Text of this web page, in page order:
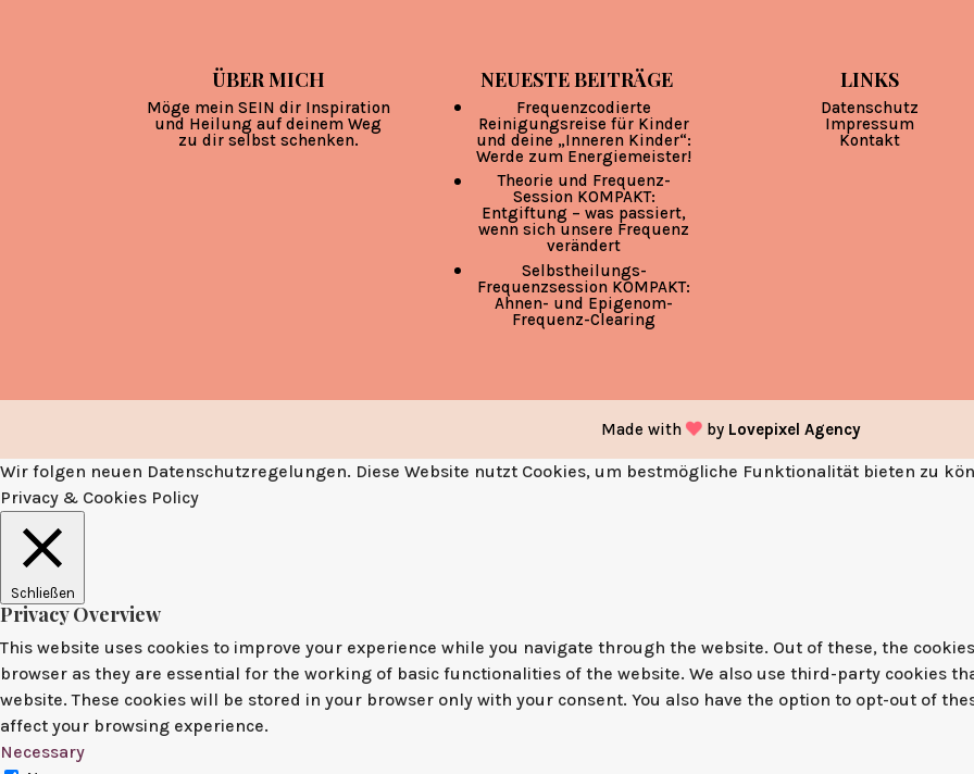
ÜBER MICH
Möge mein SEIN dir Inspiration
und Heilung auf deinem Weg
zu dir selbst schenken.
NEUESTE BEITRÄGE
Frequenzcodierte
Reinigungsreise für Kinder
und deine „Inneren Kinder“:
Werde zum Energiemeister!
Theorie und Frequenz-
Session KOMPAKT:
Entgiftung – was passiert,
wenn sich unsere Frequenz
verändert
Selbstheilungs-
Frequenzsession KOMPAKT:
Ahnen- und Epigenom-
Frequenz-Clearing
LINKS
Datenschutz
Impressum
Kontakt
Made with by Lovepixel Agency
Wir folgen neuen Datenschutzregelungen. Diese Website nutzt Cookies, um bestmögliche Funktionalität bieten zu
Privacy & Cookies Policy
Schließen
Privacy Overview
This website uses cookies to improve your experience while you navigate through the website. Out of these, the
browser as they are essential for the working of basic functionalities of the website. We also use third-party cookies
website. These cookies will be stored in your browser only with your consent. You also have the option to opt-out of
affect your browsing experience.
Necessary